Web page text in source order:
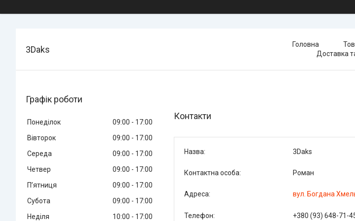
3Daks Головна
Доставка
Контакти
3Daks
Роман
вул. Богдана
+380 (93) 648-71-
Графік роботи
Понеділок 09:00
17:00
Вівторок
09:00
17:00
Середа
09:00
17:00
Четвер
09:00
17:00
Пʼятниця
09:00
17:00
Субота
09:00
17:00
Неділя
10:00 17:00